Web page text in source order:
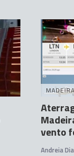
vento
Andreia